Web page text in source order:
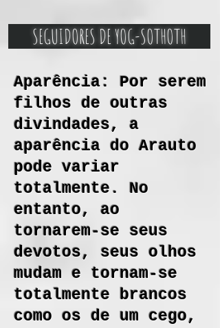
SEGUIDORES DE YOG-SOTHOTH
Aparência: Por serem
filhos de outras
divindades, a
aparência do Arauto
pode variar
totalmente. No
entanto, ao
tornarem-se seus
devotos, seus olhos
mudam e tornam-se
totalmente brancos
como os de um cego,